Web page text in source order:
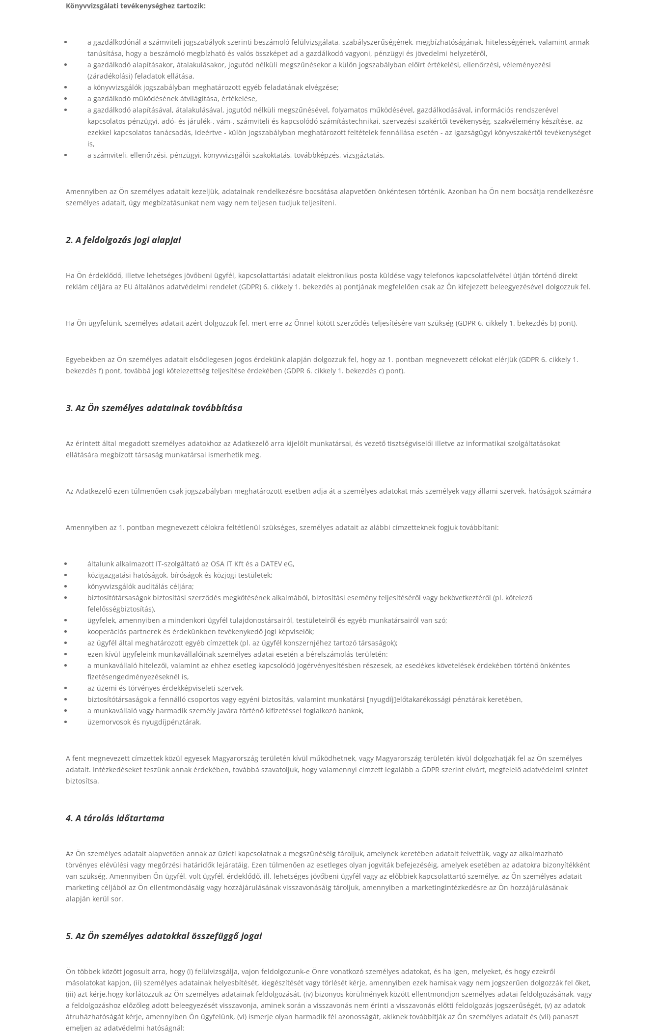
Könyvvizsgálati tevékenységhez tartozik:
a gazdálkodónál a számviteli jogszabályok szerinti beszámoló felülvizsgálata, szabályszerűségének, megbízhatóságának, hitelességének, valamint annak
tanúsítása, hogy a beszámoló megbízható és valós összképet ad a gazdálkodó vagyoni, pénzügyi és jövedelmi helyzetéről,
a gazdálkodó alapításakor, átalakulásakor, jogutód nélküli megszűnésekor a külön jogszabályban előírt értékelési, ellenőrzési, véleményezési
(záradékolási) feladatok ellátása,
a könyvvizsgálók jogszabályban meghatározott egyéb feladatának elvégzése;
a gazdálkodó működésének átvilágítása, értékelése,
a gazdálkodó alapításával, átalakulásával, jogutód nélküli megszűnésével, folyamatos működésével, gazdálkodásával, információs rendszerével
kapcsolatos pénzügyi, adó- és járulék-, vám-, számviteli és kapcsolódó számítástechnikai, szervezési szakértői tevékenység, szakvélemény készítése, az
ezekkel kapcsolatos tanácsadás, ideértve - külön jogszabályban meghatározott feltételek fennállása esetén - az igazságügyi könyvszakértői tevékenységet
is,
a számviteli, ellenőrzési, pénzügyi, könyvvizsgálói szakoktatás, továbbképzés, vizsgáztatás,
Amennyiben az Ön személyes adatait kezeljük, adatainak rendelkezésre bocsátása alapvetően önkéntesen történik. Azonban ha Ön nem bocsátja rendelkezésre
személyes adatait, úgy megbízatásunkat nem vagy nem teljesen tudjuk teljesíteni.
2. A feldolgozás jogi alapjai
Ha Ön érdeklődő, illetve lehetséges jövőbeni ügyfél, kapcsolattartási adatait elektronikus posta küldése vagy telefonos kapcsolatfelvétel útján történő direkt
reklám céljára az EU általános adatvédelmi rendelet (GDPR) 6. cikkely 1. bekezdés a) pontjának megfelelően csak az Ön kifejezett beleegyezésével dolgozzuk fel.
Ha Ön ügyfelünk, személyes adatait azért dolgozzuk fel, mert erre az Önnel kötött szerződés teljesítésére van szükség (GDPR 6. cikkely 1. bekezdés b) pont).
Egyebekben az Ön személyes adatait elsődlegesen jogos érdekünk alapján dolgozzuk fel, hogy az 1. pontban megnevezett célokat elérjük (GDPR 6. cikkely 1.
bekezdés f) pont, továbbá jogi kötelezettség teljesítése érdekében (GDPR 6. cikkely 1. bekezdés c) pont).
3. Az Ön személyes adatainak továbbítása
Az érintett által megadott személyes adatokhoz az Adatkezelő arra kijelölt munkatársai, és vezető tisztségviselői illetve az informatikai szolgáltatásokat
ellátására megbízott társaság munkatársai ismerhetik meg.
Az Adatkezelő ezen túlmenően csak jogszabályban meghatározott esetben adja át a személyes adatokat más személyek vagy állami szervek, hatóságok számára
Amennyiben az 1. pontban megnevezett célokra feltétlenül szükséges, személyes adatait az alábbi címzetteknek fogjuk továbbítani:
általunk alkalmazott IT-szolgáltató az OSA IT Kft és a DATEV eG,
közigazgatási hatóságok, bíróságok és közjogi testületek;
könyvvizsgálók auditálás céljára;
biztosítótársaságok biztosítási szerződés megkötésének alkalmából, biztosítási esemény teljesítéséről vagy bekövetkeztéről (pl. kötelező
felelősségbiztosítás),
ügyfelek, amennyiben a mindenkori ügyfél tulajdonostársairól, testületeiről és egyéb munkatársairól van szó;
kooperációs partnerek és érdekünkben tevékenykedő jogi képviselők;
az ügyfél által meghatározott egyéb címzettek (pl. az ügyfél konszernjéhez tartozó társaságok);
ezen kívül ügyfeleink munkavállalóinak személyes adatai esetén a bérelszámolás területén:
a munkavállaló hitelezői, valamint az ehhez esetleg kapcsolódó jogérvényesítésben részesek, az esedékes követelések érdekében történő önkéntes
fizetésengedményezéseknél is,
az üzemi és törvényes érdekképviseleti szervek,
biztosítótársaságok a fennálló csoportos vagy egyéni biztosítás, valamint munkatársi [nyugdíj]előtakarékossági pénztárak keretében,
a munkavállaló vagy harmadik személy javára történő kifizetéssel foglalkozó bankok,
üzemorvosok és nyugdíjpénztárak,
A fent megnevezett címzettek közül egyesek Magyarország területén kívül működhetnek, vagy Magyarország területén kívül dolgozhatják fel az Ön személyes
adatait. Intézkedéseket teszünk annak érdekében, továbbá szavatoljuk, hogy valamennyi címzett legalább a GDPR szerint elvárt, megfelelő adatvédelmi szintet
biztosítsa.
4. A tárolás időtartama
Az Ön személyes adatait alapvetően annak az üzleti kapcsolatnak a megszűnéséig tároljuk, amelynek keretében adatait felvettük, vagy az alkalmazható
törvényes elévülési vagy megőrzési határidők lejáratáig. Ezen túlmenően az esetleges olyan jogviták befejezéséig, amelyek esetében az adatokra bizonyítékként
van szükség. Amennyiben Ön ügyfél, volt ügyfél, érdeklődő, ill. lehetséges jövőbeni ügyfél vagy az előbbiek kapcsolattartó személye, az Ön személyes adatait
marketing céljából az Ön ellentmondásáig vagy hozzájárulásának visszavonásáig tároljuk, amennyiben a marketingintézkedésre az Ön hozzájárulásának
alapján kerül sor.
5. Az Ön személyes adatokkal összefüggő jogai
Ön többek között jogosult arra, hogy (i) felülvizsgálja, vajon feldolgozunk-e Önre vonatkozó személyes adatokat, és ha igen, melyeket, és hogy ezekről
másolatokat kapjon, (ii) személyes adatainak helyesbítését, kiegészítését vagy törlését kérje, amennyiben ezek hamisak vagy nem jogszerűen dolgozzák fel őket,
(iii) azt kérje,hogy korlátozzuk az Ön személyes adatainak feldolgozását, (iv) bizonyos körülmények között ellentmondjon személyes adatai feldolgozásának, vagy
a feldolgozáshoz előzőleg adott beleegyezését visszavonja, aminek során a visszavonás nem érinti a visszavonás előtti feldolgozás jogszerűségét, (v) az adatok
átruházhatóságát kérje, amennyiben Ön ügyfelünk, (vi) ismerje olyan harmadik fél azonosságát, akiknek továbbítják az Ön személyes adatait és (vii) panaszt
emeljen az adatvédelmi hatóságnál: